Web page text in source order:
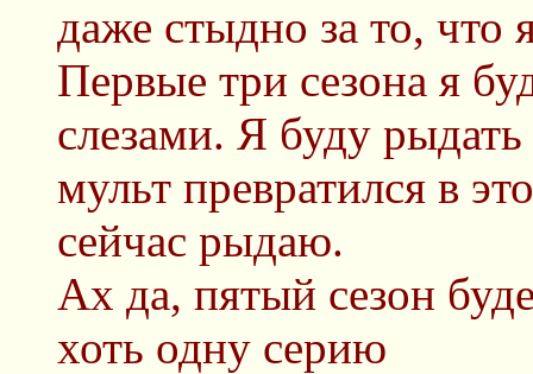
даже стыдно за то, что
Первые три сезона я
слезами. Я буду
мульт превратился в
сейчас рыдаю.
Ах да, пятый сезон
хоть одну серию